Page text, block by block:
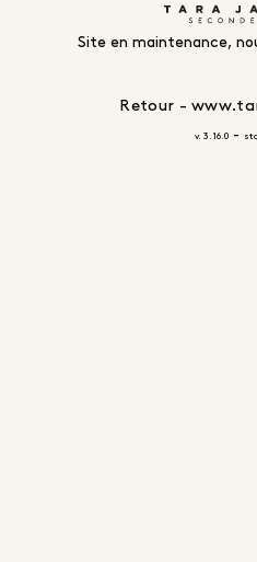
Site en maintenance,
Retour -
v. 3.16.0 -